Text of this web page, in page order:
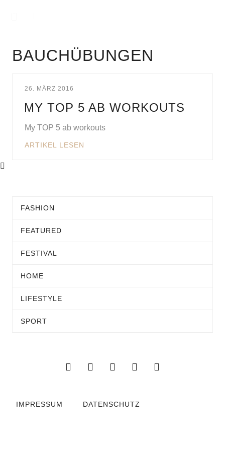
BAUCHÜBUNGEN
26. MÄRZ 2016
MY TOP 5 AB WORKOUTS
My TOP 5 ab workouts
ARTIKEL LESEN
FASHION
FEATURED
FESTIVAL
HOME
LIFESTYLE
SPORT
IMPRESSUM DATENSCHUTZ